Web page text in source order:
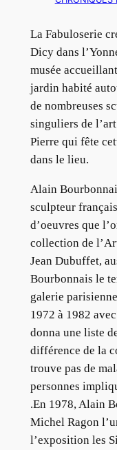
La Fabuloserie
Dicy dans
musée
jardin habité
de nombreuses
singuliers de
Pierre qui fête
dans le lieu.
Alain
sculpteur
d’oeuvres que
collection de
Jean Dubuffet,
Bourbonnais le
galerie
1972 à 1982
donna une liste
différence de la
trouve pas de
personnes
.En 1978, Alain
Michel Ragon
l’exposition les